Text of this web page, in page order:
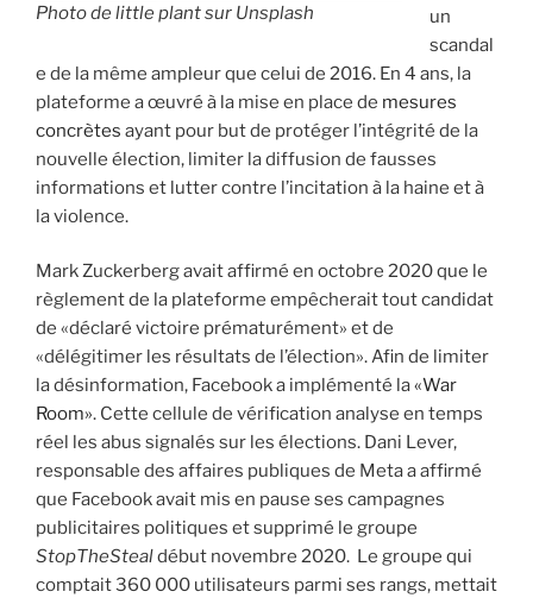
Photo de little plant sur Unsplash
un
scandal
e de la même ampleur que celui de 2016. En 4 ans, la
plateforme a œuvré à la mise en place de mesures
concrètes ayant pour but de protéger l’intégrité de la
nouvelle élection, limiter la diffusion de fausses
informations et lutter contre l’incitation à la haine et à
la violence.
Mark Zuckerberg avait affirmé en octobre 2020 que le
règlement de la plateforme empêcherait tout candidat
de «déclaré victoire prématurément» et de
«délégitimer les résultats de l’élection». Afin de limiter
la désinformation, Facebook a implémenté la«War
Room». Cette cellule de vérification analyse en temps
réel les abus signalés sur les élections. Dani Lever,
responsable des affaires publiques de Meta a affirmé
que Facebook avait mis en pause ses campagnes
publicitaires politiques et supprimé le groupe
StopTheStealdébut novembre 2020. Le groupe qui
comptait 360 000 utilisateurs parmi ses rangs, mettait